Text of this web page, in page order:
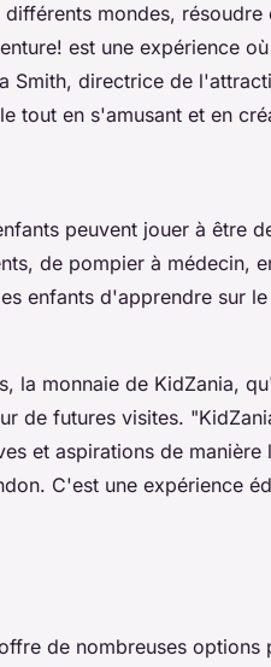
mondes, résoudre
est une expérience
Smith, directrice de
tout en s'amusant et en
peuvent jouer à être
de pompier à médecin,
enfants d'apprendre sur
, la monnaie de KidZania,
de futures visites.
et aspirations de manière
C'est une expérience
de nombreuses options